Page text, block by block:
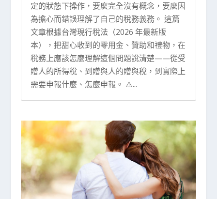
定的狀態下操作，要麼完全沒有概念，要麼因
為擔心而錯誤理解了自己的稅務義務。 這篇
文章根據台灣現行稅法（2026 年最新版
本），把甜心收到的零用金、贊助和禮物，在
稅務上應該怎麼理解這個問題說清楚——從受
贈人的所得稅、到贈與人的贈與稅，到實際上
需要申報什麼、怎麼申報。 ⚠️...